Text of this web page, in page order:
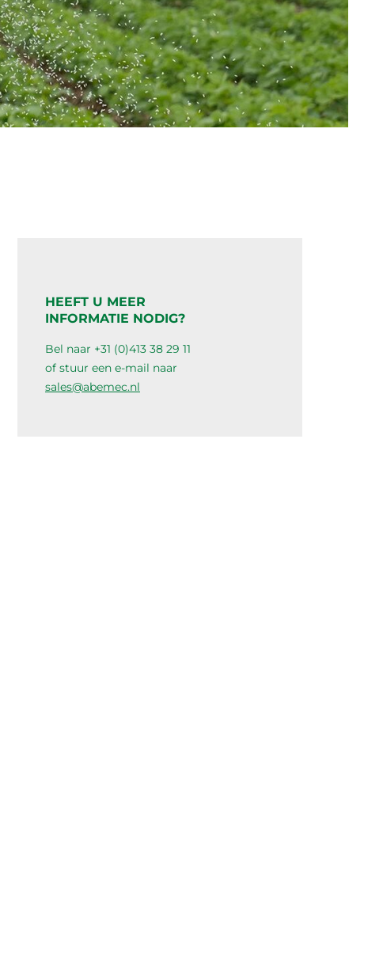
HEEFT U MEER
INFORMATIE NODIG?
Bel naar +31 (0)413 38 29 11
of stuur een e-mail naar
sales@abemec.nl